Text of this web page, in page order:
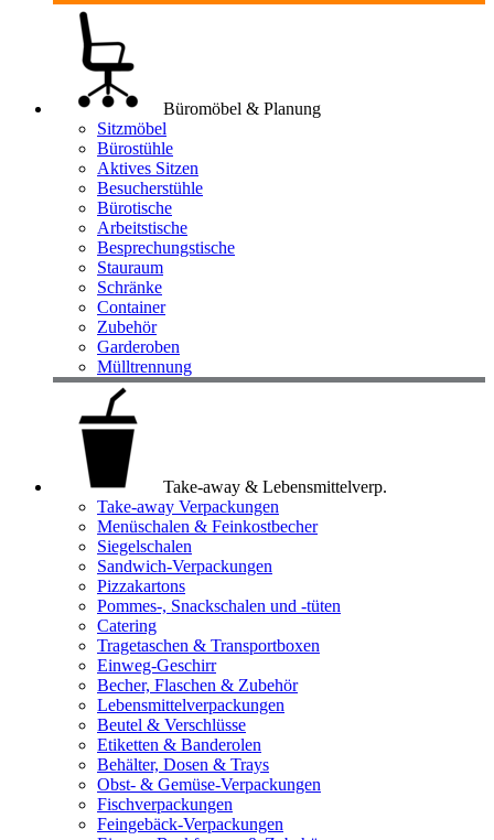
Büromöbel & Planung
Sitzmöbel
Bürostühle
Aktives Sitzen
Besucherstühle
Bürotische
Arbeitstische
Besprechungstische
Stauraum
Schränke
Container
Zubehör
Garderoben
Mülltrennung
Take-away & Lebensmittelverp.
Take-away Verpackungen
Menüschalen & Feinkostbecher
Siegelschalen
Sandwich-Verpackungen
Pizzakartons
Pommes-, Snackschalen und -tüten
Catering
Tragetaschen & Transportboxen
Einweg-Geschirr
Becher, Flaschen & Zubehör
Lebensmittelverpackungen
Beutel & Verschlüsse
Etiketten & Banderolen
Behälter, Dosen & Trays
Obst- & Gemüse-Verpackungen
Fischverpackungen
Feingebäck-Verpackungen